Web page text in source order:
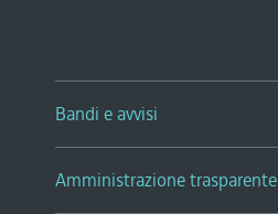
Bandi e avvisi
Amministrazione trasparente